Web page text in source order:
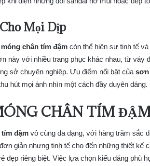
Mọi Dịp
móng chân tím đậm còn thể hiện sự tinh tế
này với nhiều trang phục khác nhau, từ váy
sở chuyên nghiệp. Ưu điểm nổi bật của sơn
hút mọi ánh nhìn một cách đầy duyên dáng.
CHÂN TÍM
đậm vô cùng đa dạng, với hàng trăm sắc
giản nhưng tinh tế cho đến những thiết kế
đẹp riêng biệt. Việc lựa chọn kiểu dáng phù